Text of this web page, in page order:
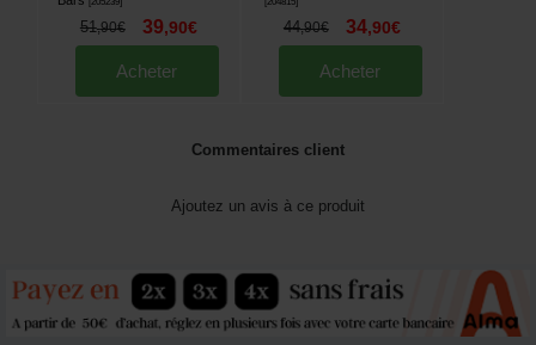
51,90€ 39,90€
Acheter
44,90€ 34,90€
Acheter
Commentaires client
Ajoutez un avis à ce produit